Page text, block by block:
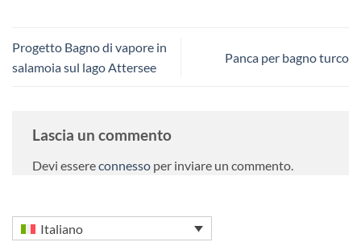
Progetto Bagno di vapore in
salamoia sul lago Attersee
Panca per bagno turco
Lascia un commento
Devi essereconnesso per inviare un commento.
Italiano